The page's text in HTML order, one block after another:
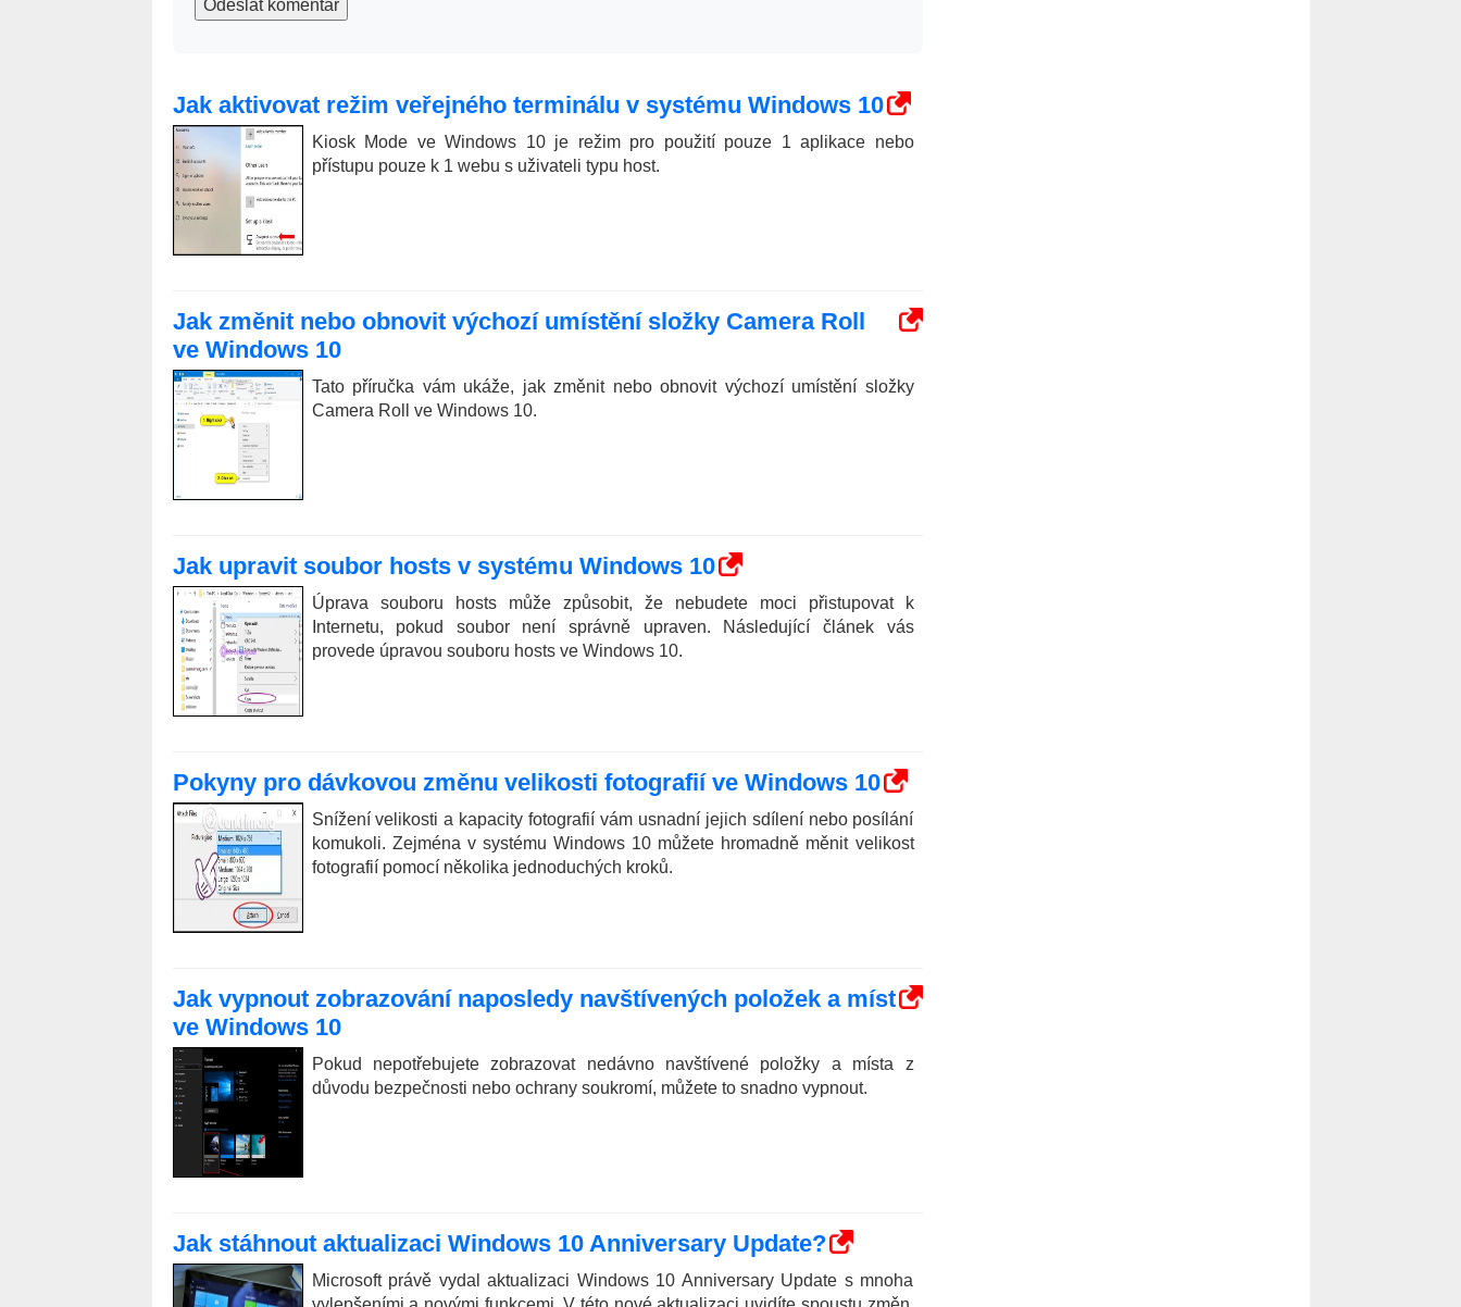
Odeslat komentář
Jak aktivovat režim veřejného terminálu v systému Windows 10
Kiosk Mode ve Windows 10 je režim pro použití pouze 1 aplikace nebo
přístupu pouze k 1 webu s uživateli typu host.
Jak změnit nebo obnovit výchozí umístění složky Camera Roll
ve Windows 10
Tato příručka vám ukáže, jak změnit nebo obnovit výchozí umístění složky
Camera Roll ve Windows 10.
Jak upravit soubor hosts v systému Windows 10
Úprava souboru hosts může způsobit, že nebudete moci přistupovat k
Internetu, pokud soubor není správně upraven. Následující článek vás
provede úpravou souboru hosts ve Windows 10.
Pokyny pro dávkovou změnu velikosti fotografií ve Windows 10
Snížení velikosti a kapacity fotografií vám usnadní jejich sdílení nebo posílání
komukoli. Zejména v systému Windows 10 můžete hromadně měnit velikost
fotografií pomocí několika jednoduchých kroků.
Jak vypnout zobrazování naposledy navštívených položek a míst
ve Windows 10
Pokud nepotřebujete zobrazovat nedávno navštívené položky a místa z
důvodu bezpečnosti nebo ochrany soukromí, můžete to snadno vypnout.
Jak stáhnout aktualizaci Windows 10 Anniversary Update?
Microsoft právě vydal aktualizaci Windows 10 Anniversary Update s mnoha